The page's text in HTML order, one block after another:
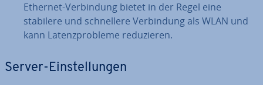
Ethernet-Ver­bin­dung bietet in der Regel eine
stabilere und schnel­le­re Ver­bin­dung als WLAN und
kann La­tenz­pro­ble­me re­du­zie­ren.
Server-Ein­stel­lun­gen